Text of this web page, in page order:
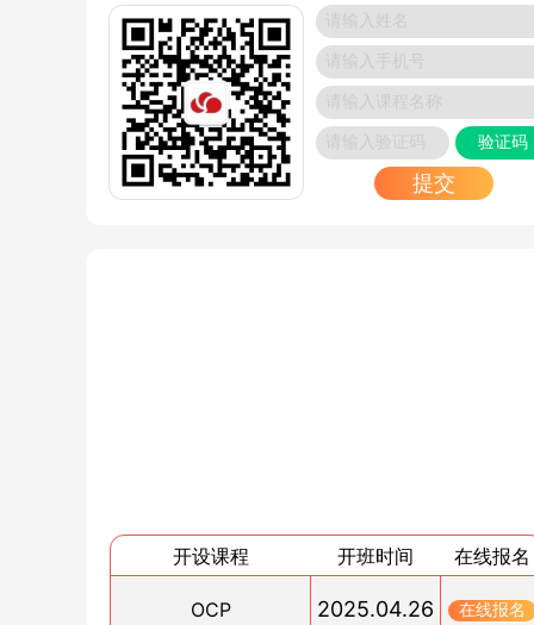
验证码
提交
开设课程 开班时间 在线报名
OCP 2025.04.26 在线报名